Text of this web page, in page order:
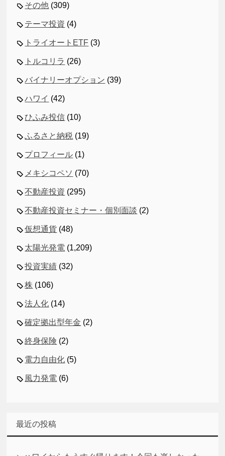
その他 (309)
テーマ投資 (4)
トライオートETF (3)
トルコリラ (26)
バイナリーオプション (39)
ハワイ (42)
ひふみ投信 (10)
ふるさと納税 (19)
プロフィール (1)
メキシコペソ (70)
不動産投資 (295)
不動産投資セミナー・個別面談 (2)
仮想通貨 (48)
太陽光発電 (1,209)
投資実績 (32)
株 (106)
法人化 (14)
確定拠出型年金 (2)
終身保険 (2)
電力自由化 (5)
風力発電 (6)
最近の投稿